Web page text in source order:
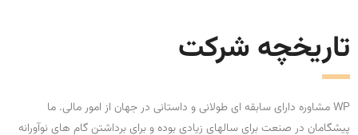
تاریخچه شرکت
WP مشاوره دارای سابقه ای طولانی و داستانی در جهان از امور مالی. ما
پیشگامان در صنعت برای سالهای زیادی بوده و برای برداشتن گام های نوآورانه